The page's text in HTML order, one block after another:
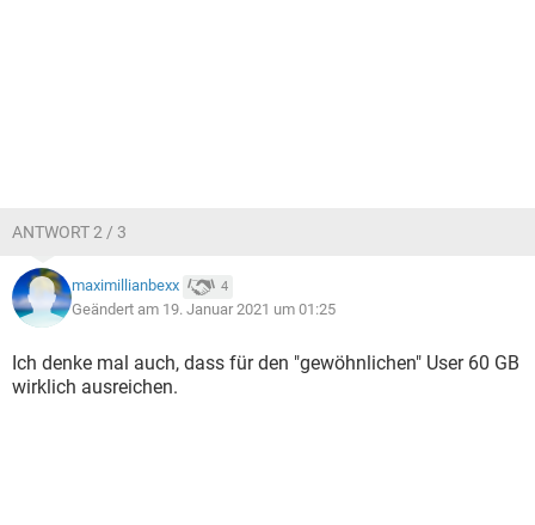
ANTWORT 2 / 3
maximillianbexx 4
Geändert am 19. Januar 2021 um 01:25
Ich denke mal auch, dass für den "gewöhnlichen" User 60 GB
wirklich ausreichen.